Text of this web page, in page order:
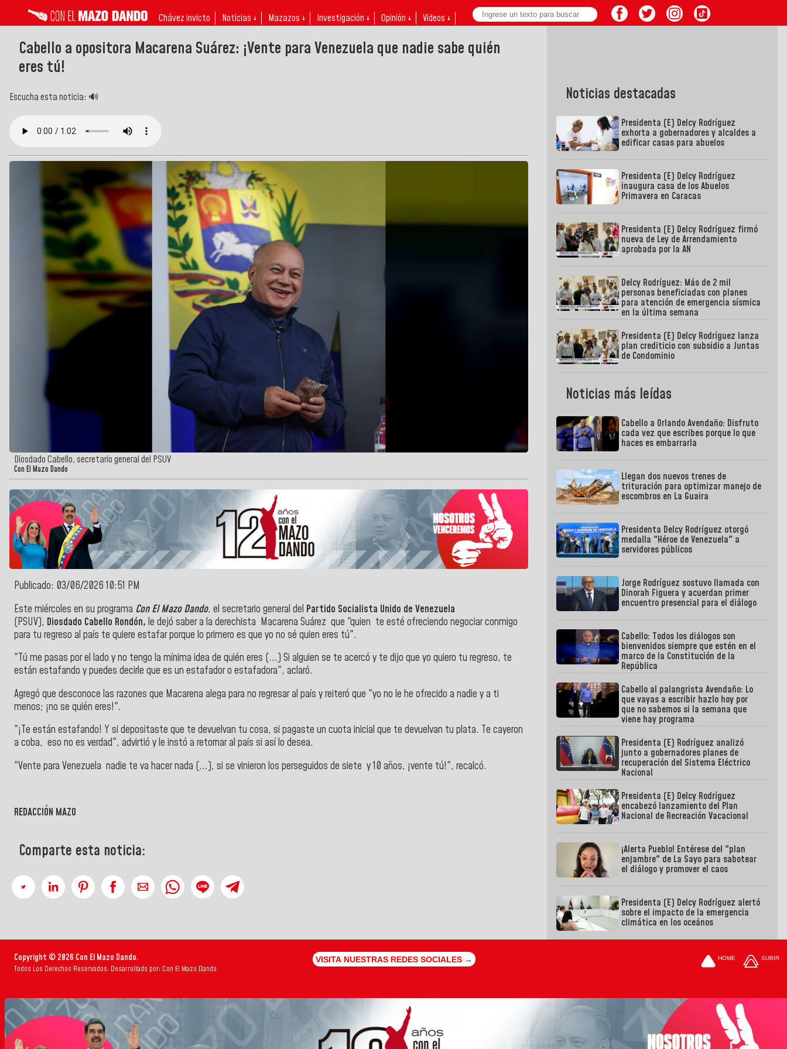
Chávez invicto Noticias ↓ Mazazos ↓ Investigación ↓ Opinión ↓ Videos ↓
Cabello a opositora Macarena Suárez: ¡Vente para Venezuela que nadie sabe quién
eres tú!
Escucha esta noticia: 🔊
Diosdado Cabello, secretario general del PSUV
Con El Mazo Dando
Publicado: 03/06/2026 10:51 PM
Este miércoles en su programa Con El Mazo Dando, el secretario general del Partido Socialista Unido de Venezuela
(PSUV), Diosdado Cabello Rondón, le dejó saber a la derechista Macarena Suárez que "quien te esté ofreciendo negociar conmigo
para tu regreso al país te quiere estafar porque lo primero es que yo no sé quien eres tú".
"Tú me pasas por el lado y no tengo la mínima idea de quién eres (...) Si alguien se te acercó y te dijo que yo quiero tu regreso, te
están estafando y puedes decirle que es un estafador o estafadora", aclaró.
Agregó que desconoce las razones que Macarena alega para no regresar al país y reiteró que "yo no le he ofrecido a nadie y a ti
menos; ¡no se quién eres!".
"¡Te están estafando! Y si depositaste que te devuelvan tu cosa, si pagaste un cuota inicial que te devuelvan tu plata. Te cayeron
a coba, eso no es verdad", advirtió y le instó a retornar al país si así lo desea.
"Vente para Venezuela nadie te va hacer nada (...), si se vinieron los perseguidos de siete y 10 años, ¡vente tú!", recalcó.
REDACCIÓN MAZO
Comparte esta noticia:
Noticias destacadas
Presidenta (E) Delcy Rodríguez
exhorta a gobernadores y alcaldes a
edificar casas para abuelos
Presidenta (E) Delcy Rodríguez
inaugura casa de los Abuelos
Primavera en Caracas
Presidenta (E) Delcy Rodríguez firmó
nueva de Ley de Arrendamiento
aprobada por la AN
Delcy Rodríguez: Más de 2 mil
personas beneficiadas con planes
para atención de emergencia sísmica
en la última semana
Presidenta (E) Delcy Rodríguez lanza
plan crediticio con subsidio a Juntas
de Condominio
Noticias más leídas
Cabello a Orlando Avendaño: Disfruto
cada vez que escribes porque lo que
haces es embarrarla
Llegan dos nuevos trenes de
trituración para optimizar manejo de
escombros en La Guaira
Presidenta Delcy Rodríguez otorgó
medalla "Héroe de Venezuela" a
servidores públicos
Jorge Rodríguez sostuvo llamada con
Dinorah Figuera y acuerdan primer
encuentro presencial para el diálogo
Cabello: Todos los diálogos son
bienvenidos siempre que estén en el
marco de la Constitución de la
República
Cabello al palangrista Avendaño: Lo
que vayas a escribir hazlo hoy por
que no sabemos si la semana que
viene hay programa
Presidenta (E) Rodríguez analizó
junto a gobernadores planes de
recuperación del Sistema Eléctrico
Nacional
Presidenta (E) Delcy Rodríguez
encabezó lanzamiento del Plan
Nacional de Recreación Vacacional
¡Alerta Pueblo! Entérese del "plan
enjambre" de La Sayo para sabotear
el diálogo y promover el caos
Presidenta (E) Delcy Rodríguez alertó
sobre el impacto de la emergencia
climática en los oceános
Copyright © 2026 Con El Mazo Dando.
Todos Los Derechos Reservados. Desarrollado por: Con El Mazo Dando
VISITA NUESTRAS REDES SOCIALES → HOME SUBIR